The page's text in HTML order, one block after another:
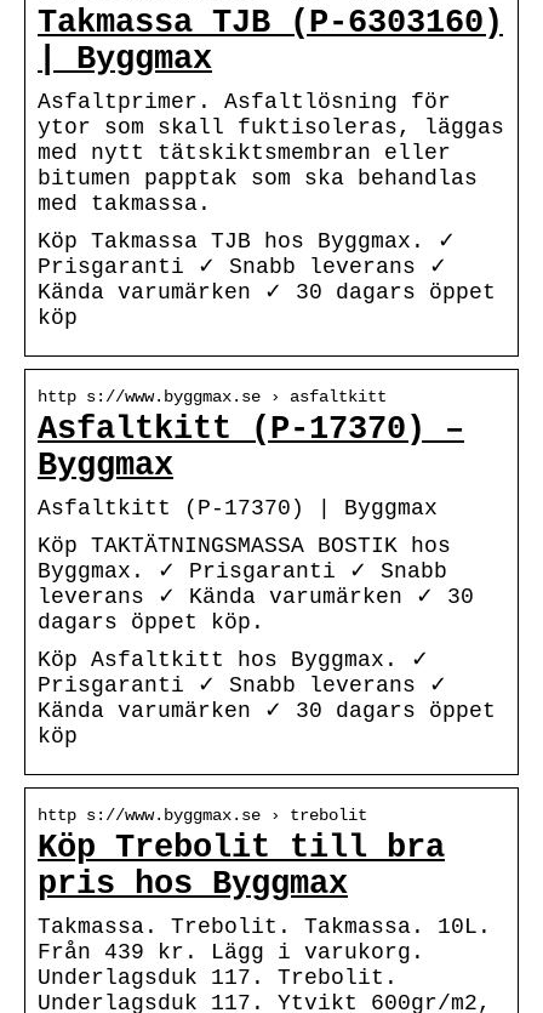
Takmassa TJB (P-6303160)
| Byggmax
Asfaltprimer. Asfaltlösning för
ytor som skall fuktisoleras, läggas
med nytt tätskiktsmembran eller
bitumen papptak som ska behandlas
med takmassa.
Köp Takmassa TJB hos Byggmax. ✓
Prisgaranti ✓ Snabb leverans ✓
Kända varumärken ✓ 30 dagars öppet
köp
http s://www.byggmax.se › asfaltkitt
Asfaltkitt (P-17370) –
Byggmax
Asfaltkitt (P-17370) | Byggmax
Köp TAKTÄTNINGSMASSA BOSTIK hos
Byggmax. ✓ Prisgaranti ✓ Snabb
leverans ✓ Kända varumärken ✓ 30
dagars öppet köp.
Köp Asfaltkitt hos Byggmax. ✓
Prisgaranti ✓ Snabb leverans ✓
Kända varumärken ✓ 30 dagars öppet
köp
http s://www.byggmax.se › trebolit
Köp Trebolit till bra
pris hos Byggmax
Takmassa. Trebolit. Takmassa. 10L.
Från 439 kr. Lägg i varukorg.
Underlagsduk 117. Trebolit.
Underlagsduk 117. Ytvikt 600gr/m2,